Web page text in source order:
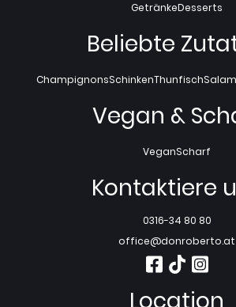
GetränkeDesserts
Beliebte
ChampignonsSchinkenThunfisch
Vegan &
VeganScharf
Kontaktiere
0316-34 80 80
office@donroberto.at